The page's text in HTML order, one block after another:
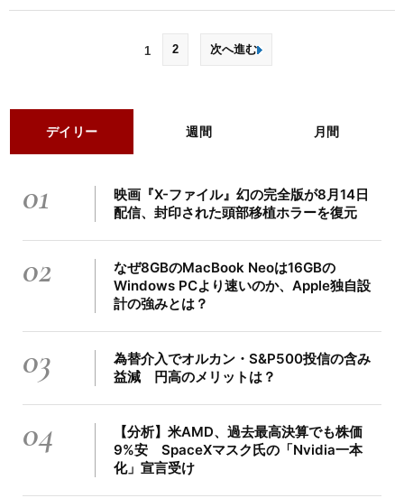
1 2 次へ進む
デイリー 週間 月間
01
映画『X-ファイル』幻の完全版が8月14日
配信、封印された頭部移植ホラーを復元
02
なぜ8GBのMacBook Neoは16GBの
Windows PCより速いのか、Apple独自設
計の強みとは？
03
為替介入でオルカン・S&P500投信の含み
益減 円高のメリットは？
04
【分析】米AMD、過去最高決算でも株価
9%安 SpaceXマスク氏の「Nvidia一本
化」宣言受け